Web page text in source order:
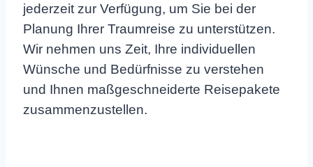
jederzeit zur Verfügung, um Sie bei der
Planung Ihrer Traumreise zu unterstützen.
Wir nehmen uns Zeit, Ihre individuellen
Wünsche und Bedürfnisse zu verstehen
und Ihnen maßgeschneiderte Reisepakete
zusammenzustellen.